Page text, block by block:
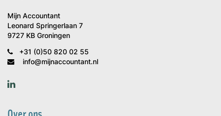
Mijn Accountant
Leonard Springerlaan 7
9727 KB Groningen
+31 (0)50 820 02 55
info@mijnaccountant.nl